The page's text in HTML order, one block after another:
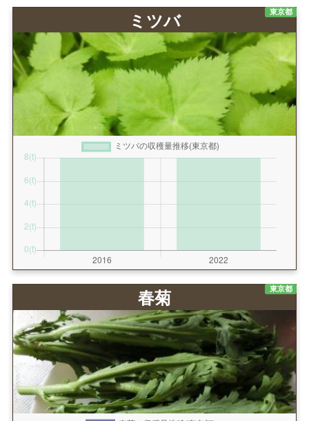
東京都
ミツバ
東京都
春菊